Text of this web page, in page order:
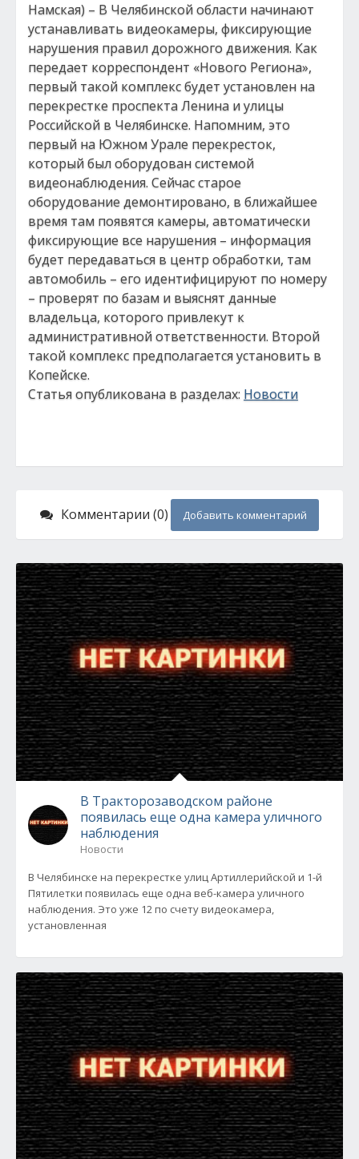
Намская) – В Челябинской области начинают
устанавливать видеокамеры, фиксирующие
нарушения правил дорожного движения. Как
передает корреспондент «Нового Региона»,
первый такой комплекс будет установлен на
перекрестке проспекта Ленина и улицы
Российской в Челябинске. Напомним, это
первый на Южном Урале перекресток,
который был оборудован системой
видеонаблюдения. Сейчас старое
оборудование демонтировано, в ближайшее
время там появятся камеры, автоматически
фиксирующие все нарушения – информация
будет передаваться в центр обработки, там
автомобиль – его идентифицируют по номеру
– проверят по базам и выяснят данные
владельца, которого привлекут к
административной ответственности. Второй
такой комплекс предполагается установить в
Копейске.
Статья опубликована в разделах: Новости
Комментарии (0) Добавить комментарий
В Тракторозаводском районе
появилась еще одна камера уличного
наблюдения
Новости
В Челябинске на перекрестке улиц Артиллерийской и 1-й
Пятилетки появилась еще одна веб-камера уличного
наблюдения. Это уже 12 по счету видеокамера,
установленная